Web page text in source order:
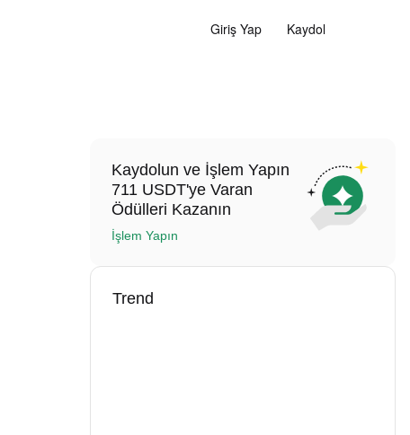
Giriş Yap Kaydol
Kaydolun ve İşlem Yapın
711 USDT'ye Varan
Ödülleri Kazanın
İşlem Yapın
Trend